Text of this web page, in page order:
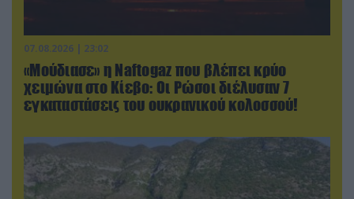
07.08.2026 | 23:02
«Μούδιασε» η Naftogaz που βλέπει κρύο
χειμώνα στο Κίεβο: Οι Ρώσοι διέλυσαν 7
εγκαταστάσεις του ουκρανικού κολοσσού!